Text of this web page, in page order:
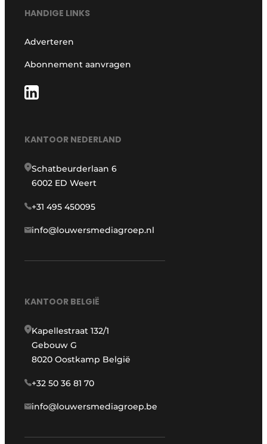
HANDIGE LINKS
Adverteren
Abonnement aanvragen
KANTOOR NEDERLAND
Schatbeurderlaan 6
6002 ED Weert
+31 495 450095
info@louwersmediagroep.nl
KANTOOR BELGIË
Kapellestraat 132/1
Gebouw G
8020 Oostkamp België
+32 50 36 81 70
info@louwersmediagroep.be